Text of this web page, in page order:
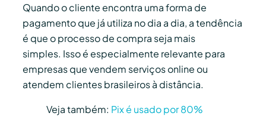
Quando o cliente encontra uma forma de
pagamento que já utiliza no dia a dia, a tendência
é que o processo de compra seja mais
simples. Isso é especialmente relevante para
empresas que vendem serviços online ou
atendem clientes brasileiros à distância.
Veja também: Pix é usado por 80%